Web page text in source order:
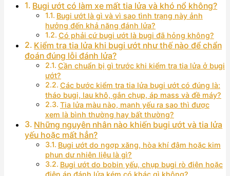
Bugi ướt có làm xe mất tia lửa và khó nổ không?
Bugi ướt là gì và vì sao tình trạng này ảnh
hưởng đến khả năng đánh lửa?
Có phải cứ bugi ướt là bugi đã hỏng không?
Kiểm tra tia lửa khi bugi ướt như thế nào để chẩn
đoán đúng lỗi đánh lửa?
Cần chuẩn bị gì trước khi kiểm tra tia lửa ở bugi
ướt?
Các bước kiểm tra tia lửa bugi ướt có đúng là:
tháo bugi, lau khô, gắn chụp, áp mass và đề máy?
Tia lửa màu nào, mạnh yếu ra sao thì được
xem là bình thường hay bất thường?
Những nguyên nhân nào khiến bugi ướt và tia lửa
yếu hoặc mất hẳn?
Bugi ướt do ngợp xăng, hòa khí đậm hoặc kim
phun dư nhiên liệu là gì?
Bugi ướt do bobin yếu, chụp bugi rò điện hoặc
điện áp đánh lửa kém có khác gì không?